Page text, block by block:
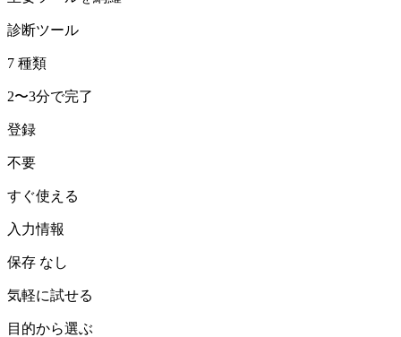
診断ツール
7 種類
2〜3分で完了
登録
不要
すぐ使える
入力情報
保存 なし
気軽に試せる
目的から選ぶ